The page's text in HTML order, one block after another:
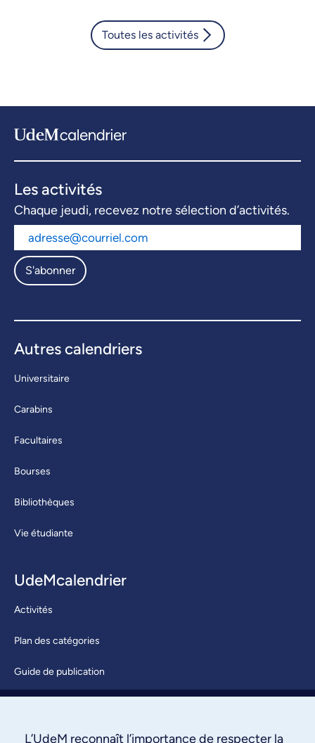
Toutes les activités
Les activités
Chaque jeudi, recevez notre sélection d’activités.
S'abonner
Autres calendriers
Universitaire
Carabins
Facultaires
Bourses
Bibliothèques
Vie étudiante
UdeMcalendrier
Activités
Plan des catégories
Guide de publication
À propos / Nous joindre
L’UdeM reconnaît l’importance de respecter la